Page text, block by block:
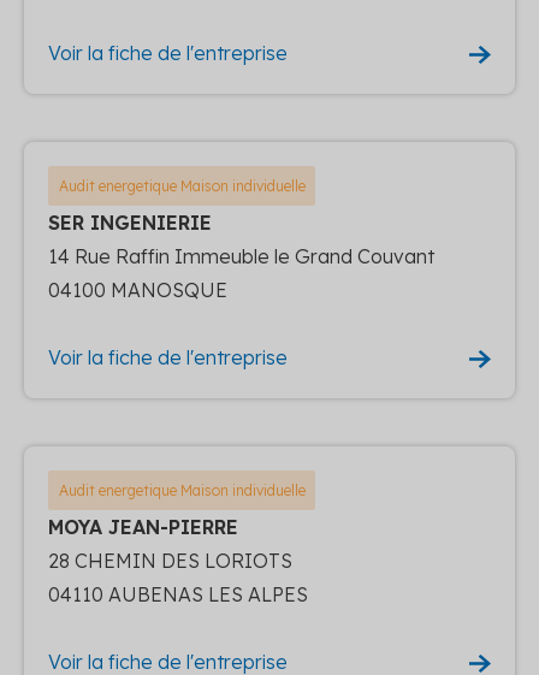
Voir la fiche de l'entreprise
Audit energetique Maison individuelle
SER INGENIERIE
14 Rue Raffin Immeuble le Grand Couvant
04100 MANOSQUE
Voir la fiche de l'entreprise
Audit energetique Maison individuelle
MOYA JEAN-PIERRE
28 CHEMIN DES LORIOTS
04110 AUBENAS LES ALPES
Voir la fiche de l'entreprise